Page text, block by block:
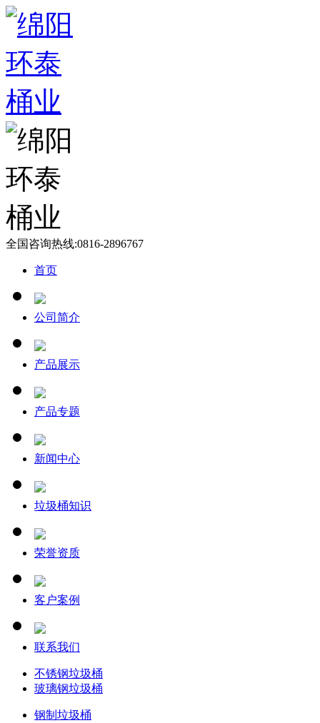
全国咨询热线:0816-2896767
首页
公司简介
产品展示
产品专题
新闻中心
垃圾桶知识
荣誉资质
客户案例
联系我们
不锈钢垃圾桶
玻璃钢垃圾桶
钢制垃圾桶